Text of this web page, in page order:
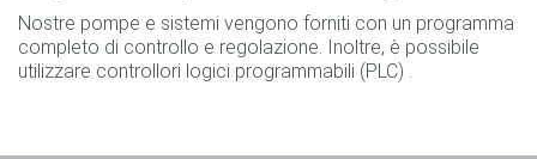
Nostre pompe e sistemi vengono forniti con un programma
completo di controllo e regolazione. Inoltre, è possibile
utilizzare controllori logici programmabili (PLC) .